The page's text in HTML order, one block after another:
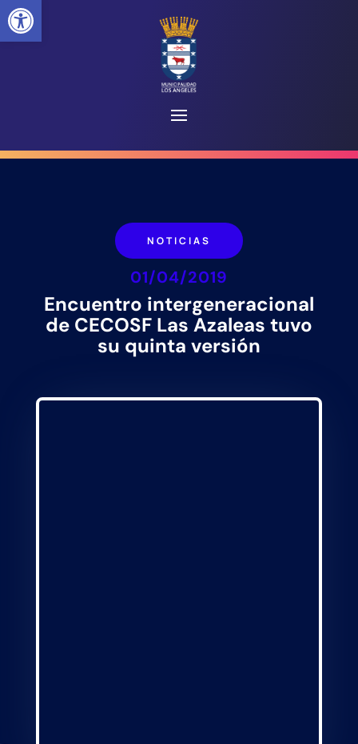
NOTICIAS
01/04/2019
Encuentro intergeneracional
de CECOSF Las Azaleas tuvo
su quinta versión